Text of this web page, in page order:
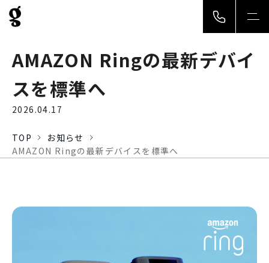
AMAZON Ringの最新デバイ
スを標準へ
2026.04.17
TOP
お知らせ
AMAZON Ringの最新デバイスを標準へ